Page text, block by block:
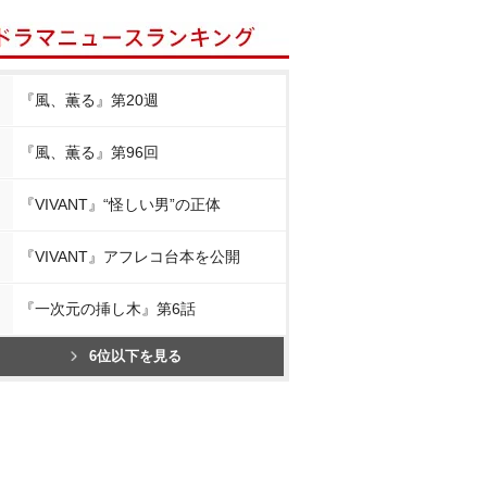
『風、薫る』第20週
『風、薫る』第96回
『VIVANT』“怪しい男”の正体
『VIVANT』アフレコ台本を公開
『一次元の挿し木』第6話
6位以下を見る